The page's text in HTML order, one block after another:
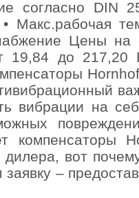
согласно DIN
Макс.рабочая
Цены на
19,84 до 217,20
вибрации на
компенсаторы
дилера, вот
заявку –